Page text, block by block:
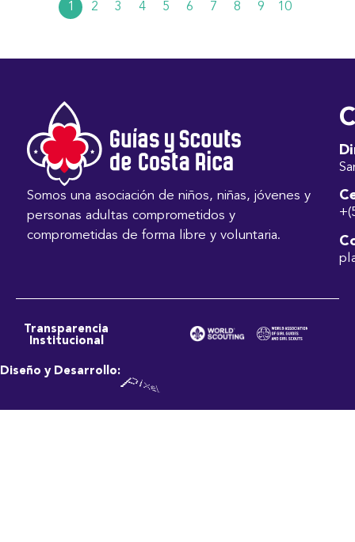
1 2 3 4 5 6 7 8 9 10
Somos una asociación de niños, niñas, jóvenes y
personas adultas comprometidos y
comprometidas de forma libre y voluntaria.
Transparencia
Institucional
Diseño y Desarrollo: